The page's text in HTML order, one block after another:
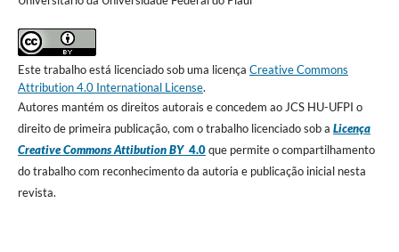
Este trabalho está licenciado sob uma licença Creative Commons
Attribution 4.0 International License.
Autores mantém os direitos autorais e concedem ao JCS HU-UFPI o
direito de primeira publicação, com o trabalho licenciado sob a Licença
Creative Commons Attibution BY4.0que permite o compartilhamento
do trabalho com reconhecimento da autoria e publicação inicial nesta
revista.